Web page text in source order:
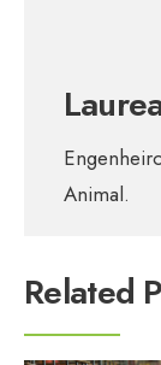
Animal.
Related